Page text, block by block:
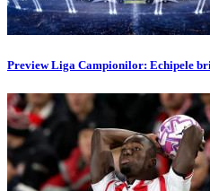
Preview Liga Campionilor: Echipele